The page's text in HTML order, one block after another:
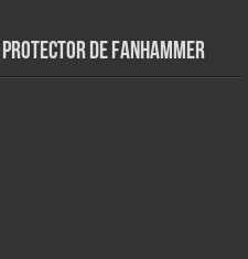
Protector de FanHammer